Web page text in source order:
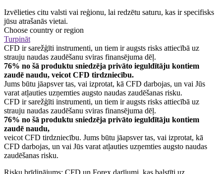
Izvēlieties citu valsti vai reģionu, lai redzētu saturu, kas ir specifisks
jūsu atrašanās vietai.
Choose country or region
Turpināt
CFD ir sarežģīti instrumenti, un tiem ir augsts risks attiecībā uz
strauju naudas zaudēšanu sviras finansējuma dēļ.
76% no šā produktu sniedzēja privāto ieguldītāju kontiem
zaudē naudu, veicot CFD tirdzniecību.
Jums būtu jāapsver tas, vai izprotat, kā CFD darbojas, un vai Jūs
varat atļauties uzņemties augsto naudas zaudēšanas risku.
CFD ir sarežģīti instrumenti, un tiem ir augsts risks attiecībā uz
strauju naudas zaudēšanu sviras finansējuma dēļ.
76% no šā produktu sniedzēja privāto ieguldītāju kontiem
zaudē naudu,
veicot CFD tirdzniecību. Jums būtu jāapsver tas, vai izprotat, kā
CFD darbojas, un vai Jūs varat atļauties uzņemties augsto naudas
zaudēšanas risku.
Risku brīdinājums: CFD un Forex darījumi, kas balstīti uz